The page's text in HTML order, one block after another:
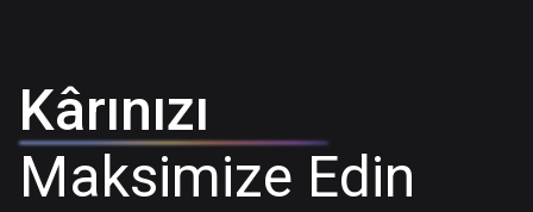
Kârınızı
Maksimize Edin